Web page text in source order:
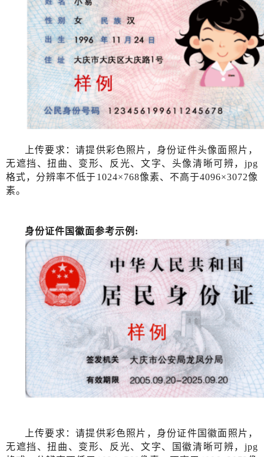
上传要求：请提供彩色照片，身份证件头像面照片，
无遮挡、扭曲、变形、反光、文字、头像清晰可辨， jpg
格式，分辨率不低于1024×768像素、不高于4096×3072像
素。
身份证件国徽面参考示例 :
上传要求：请提供彩色照片，身份证件国徽面照片，
无遮挡、扭曲、变形、反光、文字、国徽清晰可辨， jpg